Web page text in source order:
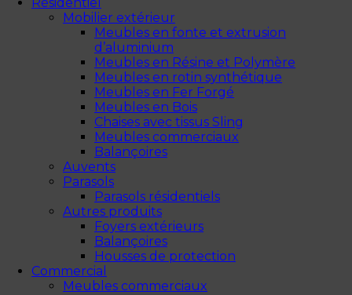
Mobilier extérieur
Meubles en fonte et extrusion
d’aluminium
Meubles en Résine et Polymère
Meubles en rotin synthétique
Meubles en Fer Forgé
Meubles en Bois
Chaises avec tissus Sling
Meubles commerciaux
Balançoires
Auvents
Parasols
Parasols résidentiels
Autres produits
Foyers extérieurs
Balançoires
Housses de protection
Commercial
Meubles commerciaux